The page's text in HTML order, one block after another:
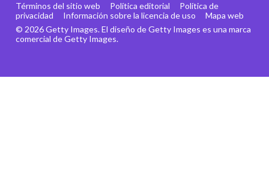
© 2026 Getty Images. El diseño de Getty Images es una marca
comercial de Getty Images.
Términos del sitio web Política editorial
Política de
privacidad
Información sobre la licencia de uso Mapa web